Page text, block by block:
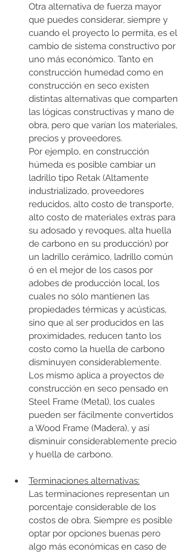
Otra alternativa de fuerza mayor
que puedes considerar, siempre y
cuando el proyecto lo permita, es el
cambio de sistema constructivo por
uno más económico. Tanto en
construcción humedad como en
construcción en seco existen
distintas alternativas que comparten
las lógicas constructivas y mano de
obra, pero que varían los materiales,
precios y proveedores.
Por ejemplo, en construcción
húmeda es posible cambiar un
ladrillo tipo Retak (Altamente
industrializado, proveedores
reducidos, alto costo de transporte,
alto costo de materiales extras para
su adosado y revoques, alta huella
de carbono en su producción) por
un ladrillo cerámico, ladrillo común
ó en el mejor de los casos por
adobes de producción local, los
cuales no sólo mantienen las
propiedades térmicas y acústicas,
sino que al ser producidos en las
proximidades, reducen tanto los
costo como la huella de carbono
disminuyen considerablemente.
Los mismo aplica a proyectos de
construcción en seco pensado en
Steel Frame (Metal), los cuales
pueden ser fácilmente convertidos
a Wood Frame (Madera), y así
disminuir considerablemente precio
y huella de carbono.
Terminaciones alternativas:
Las terminaciones representan un
porcentaje considerable de los
costos de obra. Siempre es posible
optar por opciones buenas pero
algo más económicas en caso de